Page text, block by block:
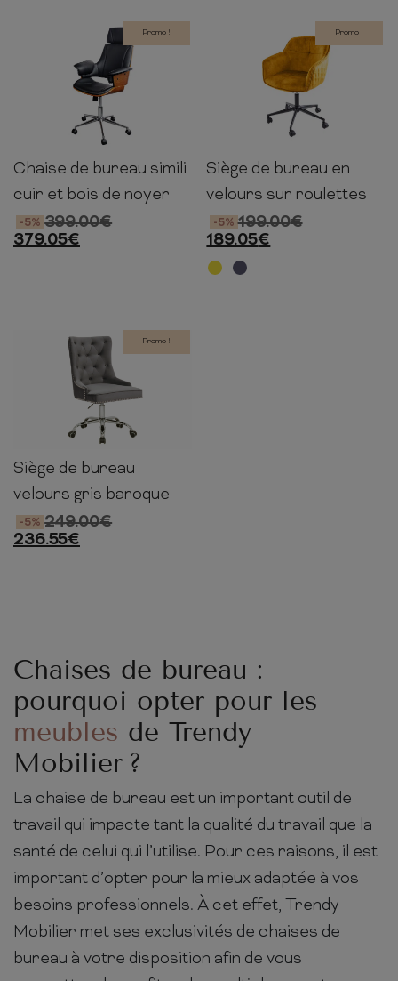
Promo !
113-
123cm
64cm 74cm
Chaise de bureau simili
cuir et bois de noyer
399.00€
-5%
379.05€
Promo !
98cm 58cm 60cm
Siège de bureau en
velours sur roulettes
199.00€
-5%
189.05€
Promo !
97cm 58cm
Siège de bureau
velours gris baroque
249.00€
-5%
236.55€
Chaises de bureau :
pourquoi opter pour les
meubles de Trendy
Mobilier ?
La chaise de bureau est un important outil de
travail qui impacte tant la qualité du travail que la
santé de celui qui l’utilise. Pour ces raisons, il est
important d’opter pour la mieux adaptée à vos
besoins professionnels. À cet effet, Trendy
Mobilier met ses exclusivités de chaises de
bureau à votre disposition afin de vous